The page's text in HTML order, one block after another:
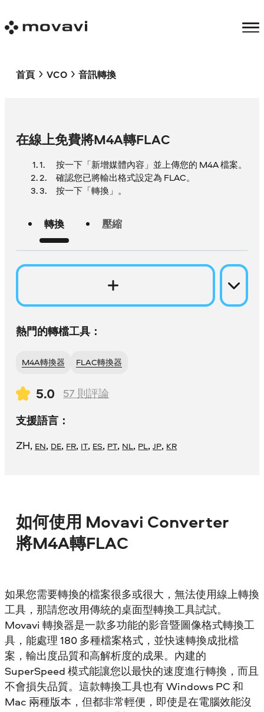
首頁 VCO 音訊轉換
在線上免費將M4A轉FLAC
按一下「新增媒體內容」並上傳您的 M4A 檔案。
確認您已將輸出格式設定為 FLAC。
按一下「轉換」。
轉換 壓縮
熱門的轉檔工具：
M4A轉換器 FLAC轉換器
5.0 57 則評論
支援語言：
ZH, EN, DE, FR, IT, ES, PT, NL, PL,JP, KR
如何使用 Movavi Converter
將M4A轉FLAC
如果您需要轉換的檔案很多或很大，無法使用線上轉換
工具，那請您改用傳統的桌面型轉換工具試試。
Movavi 轉換器是一款多功能的影音暨圖像格式轉換工
具，能處理 180 多種檔案格式，並快速轉換成批檔
案，輸出度品質和高解析度的成果。內建的
SuperSpeed 模式能讓您以最快的速度進行轉換，而且
不會損失品質。這款轉換工具也有 Windows PC 和
Mac 兩種版本，但都非常輕便，即使是在電腦效能沒